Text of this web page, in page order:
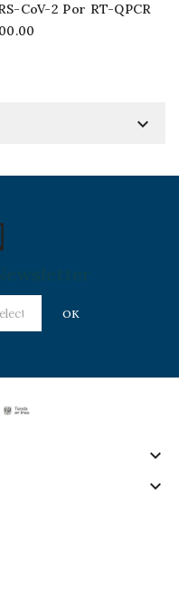
CoV-2 Por RT-QPCR

keyboard_arrow_down
